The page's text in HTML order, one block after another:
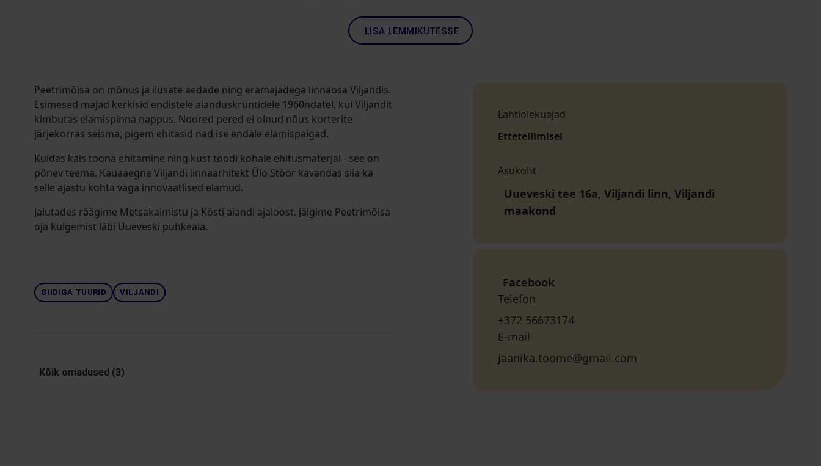
LISA LEMMIKUTESSE
Peetrimõisa on mõnus ja ilusate aedade ning eramajadega linnaosa Viljandis.
Esimesed majad kerkisid endistele aianduskruntidele 1960ndatel, kui Viljandit
kimbutas elamispinna nappus. Noored pered ei olnud nõus korterite
järjekorras seisma, pigem ehitasid nad ise endale elamispaigad.
Kuidas käis toona ehitamine ning kust toodi kohale ehitusmaterjal - see on
põnev teema. Kauaaegne Viljandi linnaarhitekt Ülo Stöör kavandas siia ka
selle ajastu kohta väga innovaatlised elamud.
Jalutades räägime Metsakalmistu ja Kösti aiandi ajaloost. Jälgime Peetrimõisa
oja kulgemist läbi Uueveski puhkeala.
GIIDIGA TUURID VILJANDI
Kõik omadused (3)
Lahtiolekuajad
Ettetellimisel
Asukoht
Uueveski tee 16a, Viljandi linn, Viljandi
maakond
Facebook
Telefon
+372 56673174
E-mail
jaanika.toome@gmail.com